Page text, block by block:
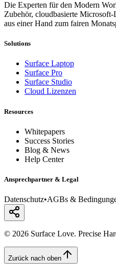
Die Experten für den Modern
Zubehör, cloudbasierte
aus einer Hand zum fairen
Solutions
Surface Laptop
Surface Pro
Surface Studio
Cloud Lizenzen
Resources
Whitepapers
Success Stories
Blog & News
Help Center
Ansprechpartner & Legal
Datenschutz•AGBs &
© 2026 Surface Love. Precise
Zurück nach oben